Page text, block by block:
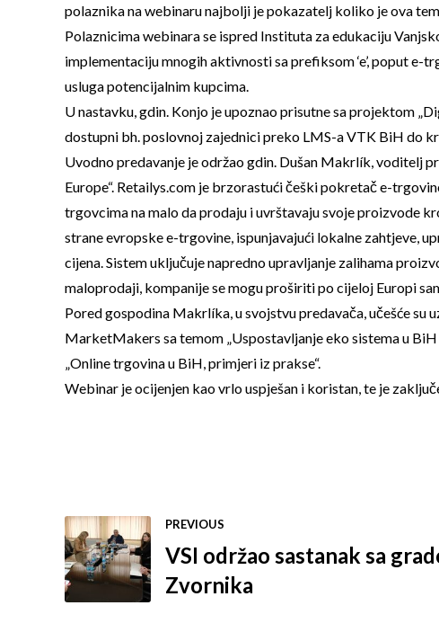
polaznika na webinaru najbolji je pokazatelj koliko je ova
Polaznicima webinara se ispred Instituta za edukaciju
implementaciju mnogih aktivnosti sa prefiksom ‘e’, poput
usluga potencijalnim kupcima.
U nastavku, gdin. Konjo je upoznao prisutne sa projektom
dostupni bh. poslovnoj zajednici preko LMS-a VTK BiH do
Uvodno predavanje je održao gdin. Dušan Makrlík, voditelj
Europe“. Retailys.com je brzorastući češki pokretač e-
trgovcima na malo da prodaju i uvrštavaju svoje proizvode
strane evropske e-trgovine, ispunjavajući lokalne zahtjeve,
cijena. Sistem uključuje napredno upravljanje zalihama
maloprodaji, kompanije se mogu proširiti po cijeloj Europi
Pored gospodina Makrlíka, u svojstvu predavača, učešće
MarketMakers sa temom „Uspostavljanje eko sistema u
„Online trgovina u BiH, primjeri iz prakse“.
Webinar je ocijenjen kao vrlo uspješan i koristan, te je
PREVIOUS
VSI održao sastanak sa
Zvornika